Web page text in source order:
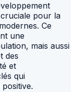
pour la
Ce
une
mais aussi
des
et
qui